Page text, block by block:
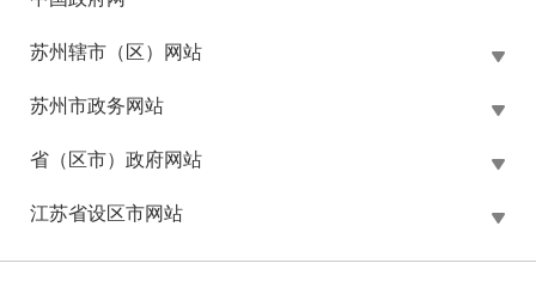
苏州辖市（区）网站
苏州市政务网站
省（区市）政府网站
江苏省设区市网站